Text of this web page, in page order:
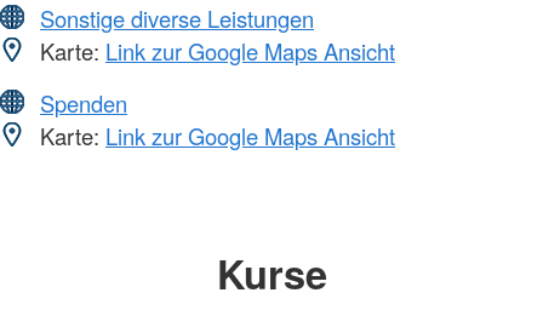
Sonstige diverse Leistungen
Karte: Link zur Google Maps Ansicht
Spenden
Karte: Link zur Google Maps Ansicht
Kurse